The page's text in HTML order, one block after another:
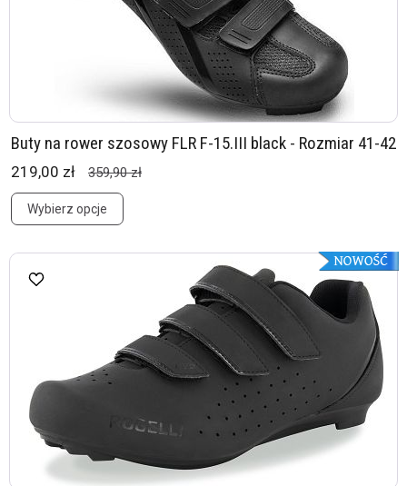
Buty na rower szosowy FLR F-15.III black - Rozmiar 41-42
219,00 zł 359,90 zł
Wybierz opcje